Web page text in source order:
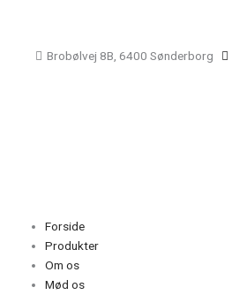
Brobølvej 8B, 6400 Sønderborg
Forside
Produkter
Om os
Mød os